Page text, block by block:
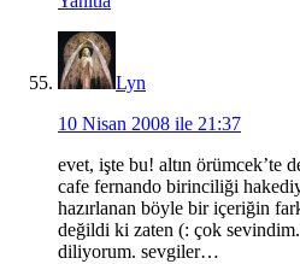
Lyn
10 Nisan 2008 ile 21:37
evet, işte bu! altın örümcek’te
cafe fernando birinciliği
hazırlanan böyle bir içeriğin
değildi ki zaten (: çok sevindim.
diliyorum. sevgiler…